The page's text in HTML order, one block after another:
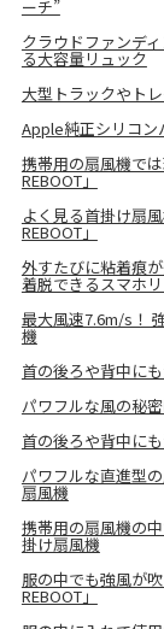
ーチ”
クラウドファンデ
る大容量リュック
大型トラックやト
Apple純正シリコン
携帯用の扇風機で
REBOOT」
よく見る首掛け扇
REBOOT」
外すたびに粘着痕
着脱できるスマホリ
最大風速7.6m/s！
機
首の後ろや背中に
パワフルな風の秘
首の後ろや背中に
パワフルな直進型
扇風機
携帯用の扇風機の
掛け扇風機
服の中でも強風が
REBOOT」